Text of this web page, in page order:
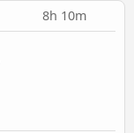
8h 10m